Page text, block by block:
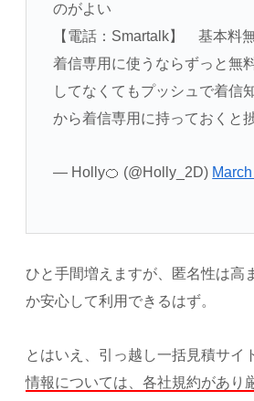
のがよい
【電話：Smartalk】 基本料
着信専用に使うならずっと
してなくてもプッシュで着信
から着信専用に持っておくと
— Holly🍊 (@Holly_2D)
ひと手間増えますが、匿名性は高
か安心して利用できるはず。
とはいえ、引っ越し一括見積サイ
情報については、各社規約があり